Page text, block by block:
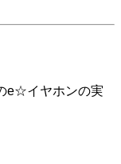
e☆イヤホンの実